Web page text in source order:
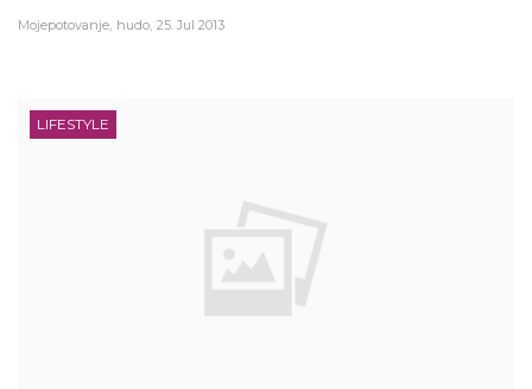
Mojepotovanje hudo 25. Jul 2013
LIFESTYLE